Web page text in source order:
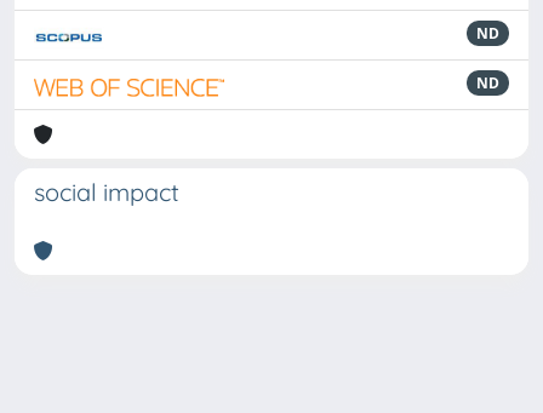
ND
ND
social impact